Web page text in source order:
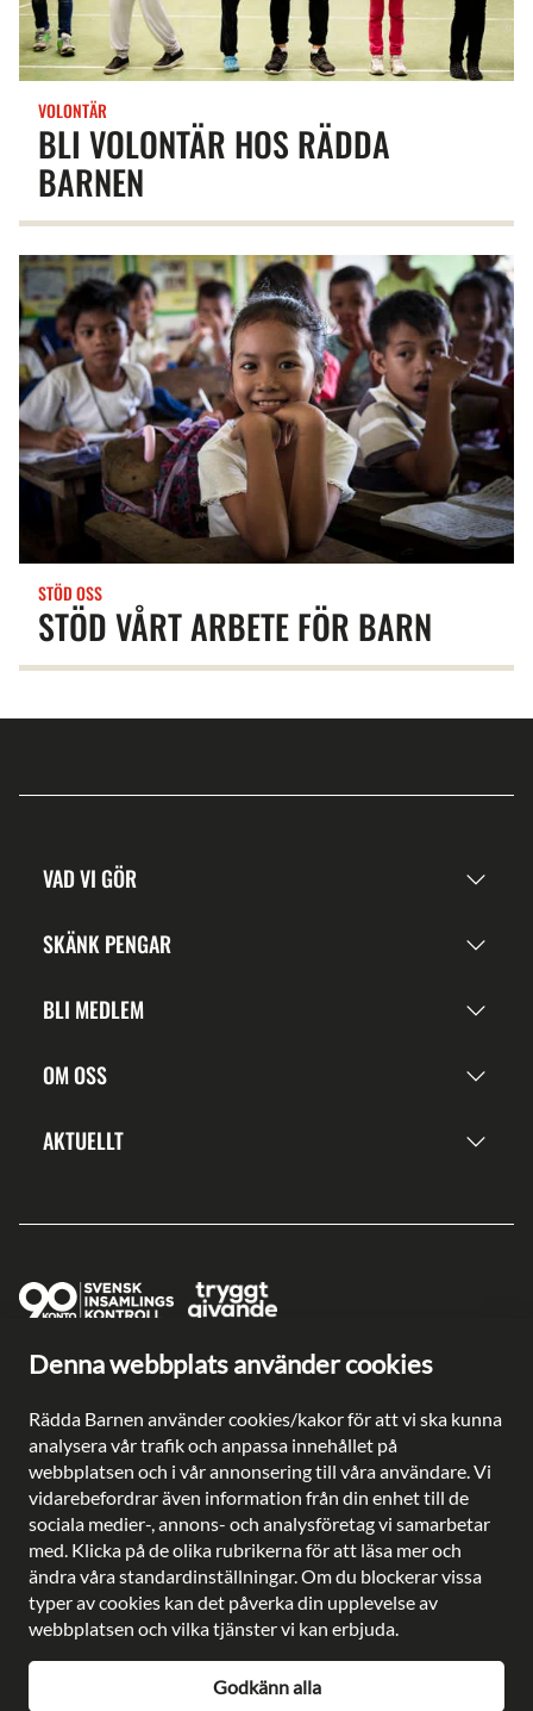
Denna webbplats använder cookies
Rädda Barnen använder cookies/kakor för att vi ska kunna
analysera vår trafik och anpassa innehållet på
webbplatsen och i vår annonsering till våra användare. Vi
vidarebefordrar även information från din enhet till de
sociala medier-, annons- och analysföretag vi samarbetar
med. Klicka på de olika rubrikerna för att läsa mer och
ändra våra standardinställningar. Om du blockerar vissa
typer av cookies kan det påverka din upplevelse av
webbplatsen och vilka tjänster vi kan erbjuda.
Godkänn alla
BLI VOLONTÄR HOS RÄDDA
BARNEN
VOLONTÄR
STÖD VÅRT ARBETE FÖR BARN
STÖD OSS
VAD VI GÖR
SKÄNK PENGAR
BLI MEDLEM
OM OSS
AKTUELLT
Ge en gåva direkt
Plusgiro: 90 2003-3
Bankgiro: 902-0033
Säkra betalningar med
Besöksadress: Gustavslundsvägen 141, Bromma
Postadress: Rädda Barnen, 107 88 Stockholm
Telefon:08-698 90 00
kundservice@rb.se